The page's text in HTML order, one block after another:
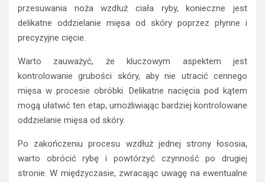
przesuwania noża wzdłuż ciała ryby, konieczne jest
delikatne oddzielanie mięsa od skóry poprzez płynne i
precyzyjne cięcie.
Warto zauważyć, że kluczowym aspektem jest
kontrolowanie grubości skóry, aby nie utracić cennego
mięsa w procesie obróbki. Delikatne nacięcia pod kątem
mogą ułatwić ten etap, umożliwiając bardziej kontrolowane
oddzielanie mięsa od skóry.
Po zakończeniu procesu wzdłuż jednej strony łososia,
warto obrócić rybę i powtórzyć czynność po drugiej
stronie. W międzyczasie, zwracając uwagę na ewentualne